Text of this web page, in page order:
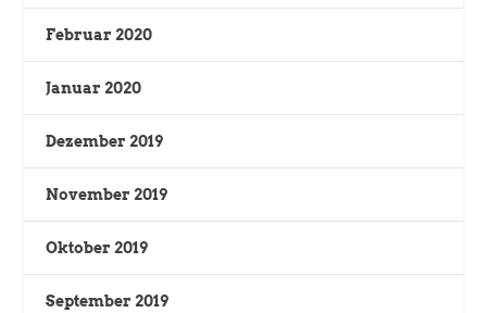
Februar 2020
Januar 2020
Dezember 2019
November 2019
Oktober 2019
September 2019